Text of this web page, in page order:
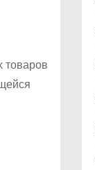
товаров